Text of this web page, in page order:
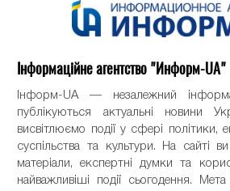
Інформаційне агентство "Информ-UA"
Інформ-UA — незалежний
публікуються актуальні новини
висвітлюємо події у сфері політики,
суспільства та культури. На сайті ви
матеріали, експертні думки та
найважливіші події сьогодення.